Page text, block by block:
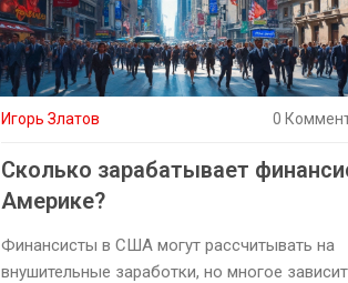
Игорь Златов 0
Сколько зарабатывает
Америке?
Финансисты в США могут рассчитывать на
внушительные заработки, но многое